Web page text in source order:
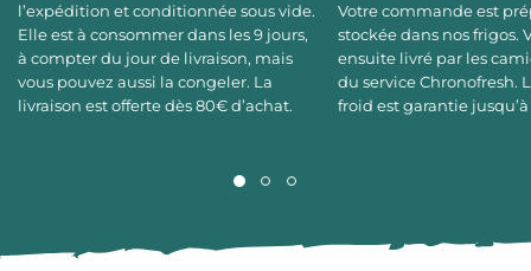
l’expédition et conditionnée sous vide.
Elle est à consommer dans les 9 jours,
à compter du jour de livraison, mais
vous pouvez aussi la congeler. La
livraison est offerte dès 80€ d’achat.
Votre commande est
stockée dans nos frigos.
ensuite livré par les
du service Chronofresh.
froid est garantie